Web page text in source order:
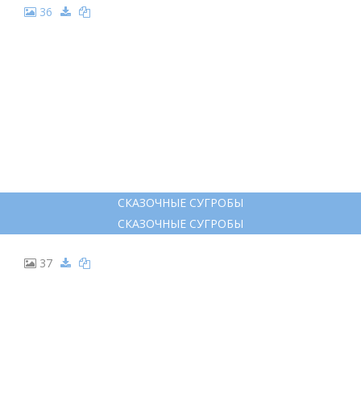
36
СКАЗОЧНЫЕ СУГРОБЫ
СКАЗОЧНЫЕ СУГРОБЫ
37